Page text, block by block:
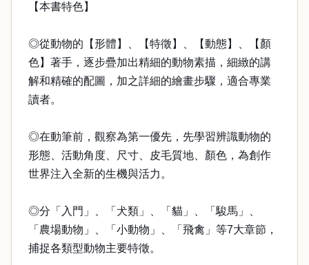
【本書特色】
◎從動物的【形體】、【特徵】、【動態】、【顏
色】著手，逐步疊加出精細的動物素描，細緻的講
解和精確的配圖，加之詳細的繪畫步驟，適合專業
讀者。
◎在動筆前，觀察為第一優先，先學習辨識動物的
形態、活動角度、尺寸、皮毛質地、顏色，為創作
世界注入全新的生機與活力。
◎分「入門」、「犬類」、「貓」、「駿馬」、
「農場動物」、「小動物」、「飛禽」等7大章節，
捕捉各類型動物主要特徵。